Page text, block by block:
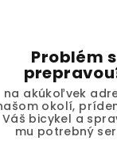
Problém s
na akúkoľvek
okolí,
Váš bicykel a
mu potrebný